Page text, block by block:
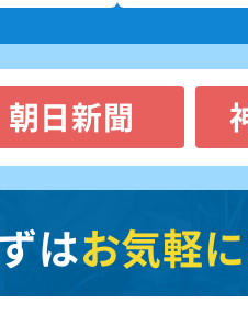
朝日新聞
はお気軽